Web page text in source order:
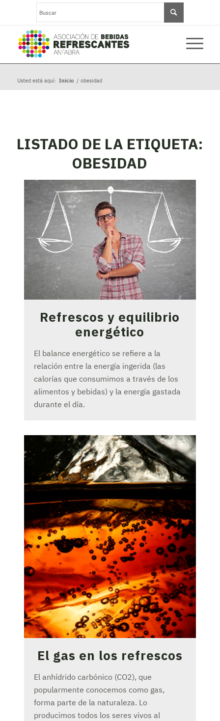
Usted está aquí: Inicio / obesidad
LISTADO DE LA ETIQUETA:
OBESIDAD
Refrescos y equilibrio
energético
El balance energético se refiere a la
relación entre la energía ingerida (las
calorías que consumimos a través de los
alimentos y bebidas) y la energía gastada
durante el día.
El gas en los refrescos
El anhídrido carbónico (CO2), que
popularmente conocemos como gas,
forma parte de la naturaleza. Lo
producimos todos los seres vivos al